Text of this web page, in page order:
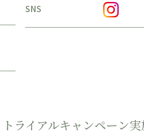
SNS
トライアルキャンペーン